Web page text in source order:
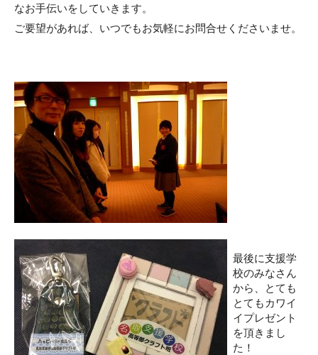
なお手伝いをしていきます。
ご要望があれば、いつでもお気軽にお問合せくださいませ。
最後に支援学
校のみなさん
から、とても
とてもカワイ
イプレゼント
を頂きまし
た！